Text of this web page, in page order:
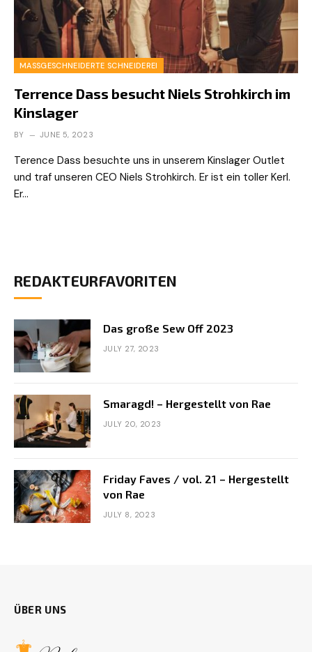
MASSGESCHNEIDERTE SCHNEIDEREI
Terrence Dass besucht Niels Strohkirch im
Kinslager
BY JUNE 5, 2023
Terence Dass besuchte uns in unserem Kinslager Outlet
und traf unseren CEO Niels Strohkirch. Er ist ein toller Kerl.
Er…
REDAKTEURFAVORITEN
Das große Sew Off 2023
JULY 27, 2023
Smaragd! – Hergestellt von Rae
JULY 20, 2023
Friday Faves / vol. 21 – Hergestellt
von Rae
JULY 8, 2023
ÜBER UNS